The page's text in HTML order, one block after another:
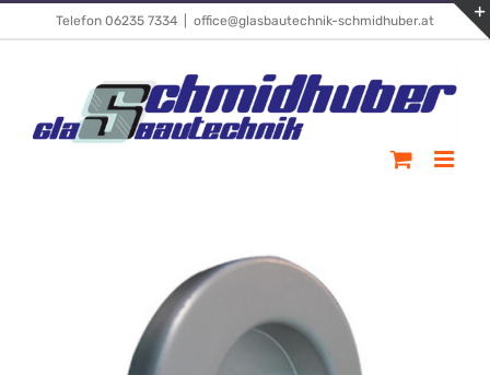
Telefon 06235 7334 office@glasbautechnik-schmidhuber.at